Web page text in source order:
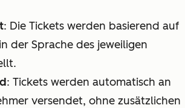
: Die Tickets werden basierend auf
der Sprache des jeweiligen
: Tickets werden automatisch an
versendet, ohne zusätzlichen